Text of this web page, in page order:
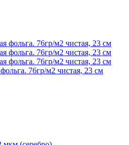
76гр/м2 чистая, 23 см